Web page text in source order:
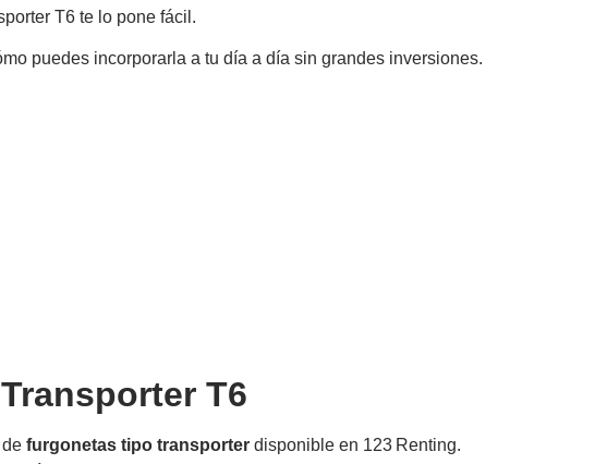
T6 te lo pone fácil.
puedes incorporarla a tu día a día sin grandes inversiones.
T6
furgonetas tipo transporter disponible en 123 Renting.